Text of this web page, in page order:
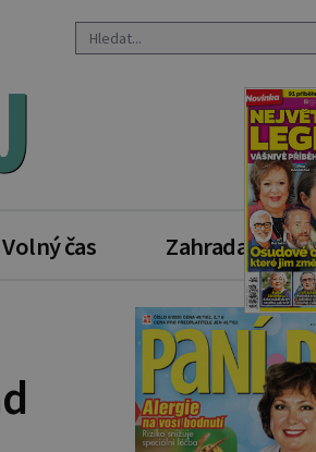
Volný čas Zahrada